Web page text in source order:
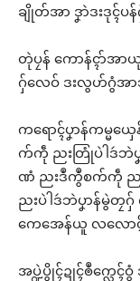
ချိုတ်အာ ဒၞာဲဒးဒုၚ်ပန်
တုဲပၠန် ကောန်ၚာ်အာ
ဂှ်လေဝ် ဒးလွဟ်ဂွံအ
ကရောၚ်ပၞာန်ကမ္မ
က်ကဵု ညးတြုံပဲါဒဴဘဲပၞ
ဏံ ညးဒဳကွဳစက်ကဵု ညး
ညးပဲါဒဴဘဲပၞာန်မွဲတၠ
ကေအေန်ယူ လလော
အပ္ဍဲပွိုၚ်ဍုၚ်ၜဳက္လေၚ်